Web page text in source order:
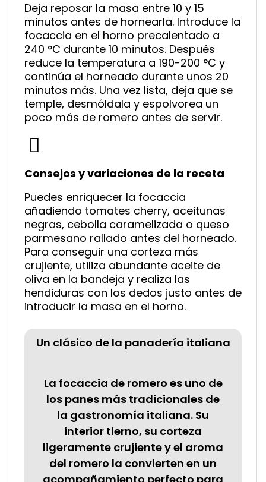
Deja reposar la masa entre 10 y 15
minutos antes de hornearla. Introduce la
focaccia en el horno precalentado a
240 °C durante 10 minutos. Después
reduce la temperatura a 190-200 °C y
continúa el horneado durante unos 20
minutos más. Una vez lista, deja que se
temple, desmóldala y espolvorea un
poco más de romero antes de servir.
Consejos y variaciones de la receta
Puedes enriquecer la focaccia
añadiendo tomates cherry, aceitunas
negras, cebolla caramelizada o queso
parmesano rallado antes del horneado.
Para conseguir una corteza más
crujiente, utiliza abundante aceite de
oliva en la bandeja y realiza las
hendiduras con los dedos justo antes de
introducir la masa en el horno.
Un clásico de la panadería italiana
La focaccia de romero es uno de
los panes más tradicionales de
la gastronomía italiana. Su
interior tierno, su corteza
ligeramente crujiente y el aroma
del romero la convierten en un